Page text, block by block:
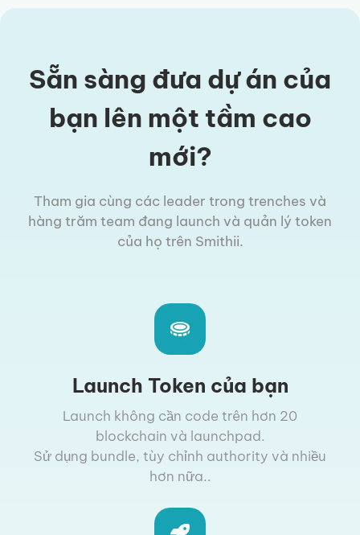
Sẵn sàng đưa dự án của
bạn lên một tầm cao
mới?
Tham gia cùng các leader trong trenches và
hàng trăm team đang launch và quản lý token
của họ trên Smithii.
Launch Token của bạn
Launch không cần code trên hơn 20
blockchain và launchpad.
Sử dụng bundle, tùy chỉnh authority và nhiều
hơn nữa..